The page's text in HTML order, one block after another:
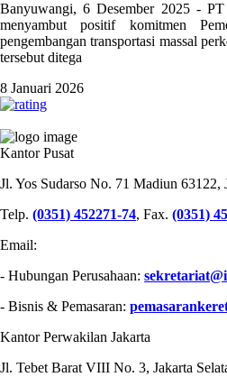
Banyuwangi, 6 Desember 2025 -
menyambut positif komitmen
pengembangan transportasi massal
tersebut ditega
8 Januari 2026
Kantor Pusat
Jl. Yos Sudarso No. 71 Madiun 63122,
Telp. (0351) 452271-74, Fax. (0351)
Email:
- Hubungan Perusahaan:
- Bisnis & Pemasaran:
Kantor Perwakilan Jakarta
Jl. Tebet Barat VIII No. 3, Jakarta